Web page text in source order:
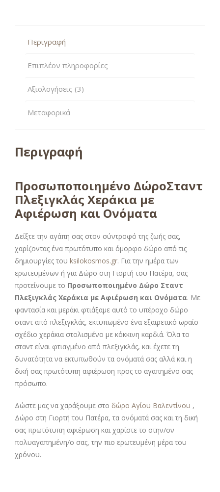
Περιγραφή
Επιπλέον πληροφορίες
Αξιολογήσεις (3)
Μεταφορικά
Περιγραφή
Προσωποποιημένο ΔώροΣταντ
Πλεξιγκλάς Χεράκια με
Αφιέρωση και Ονόματα
Δείξτε την αγάπη σας στον σύντροφό της ζωής σας,
χαρίζοντας ένα πρωτότυπο και όμορφο δώρο από τις
δημιουργίες του ksilokosmos.gr. Για την ημέρα των
ερωτευμένων ή για Δώρο στη Γιορτή του Πατέρα, σας
προτείνουμε το Προσωποποιημένο Δώρο Σταντ
Πλεξιγκλάς Χεράκια με Αφιέρωση και Ονόματα. Με
φαντασία και μεράκι φτιάξαμε αυτό το υπέροχο δώρο
σταντ από πλεξιγκλάς, εκτυπωμένο ένα εξαιρετικό ωραίο
σχέδιο χεράκια στολισμένο με κόκκινη καρδιά. Όλα το
σταντ είναι φτιαγμένο από πλεξιγκλάς, και έχετε τη
δυνατότητα να εκτυπωθούν τα ονόματά σας αλλά και η
δική σας πρωτότυπη αφιέρωση προς το αγαπημένο σας
πρόσωπο.
Δώστε μας να χαράξουμε στο δώρο Αγίου Βαλεντίνου ,
Δώρο στη Γιορτή του Πατέρα, τα ονόματά σας και τη δική
σας πρωτότυπη αφιέρωση και χαρίστε το στην/ον
πολυαγαπημένη/ο σας, την πιο ερωτευμένη μέρα του
χρόνου.